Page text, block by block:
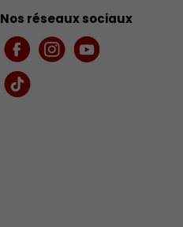
Nos réseaux sociaux
FacebookInstagramYouTube
TikTok